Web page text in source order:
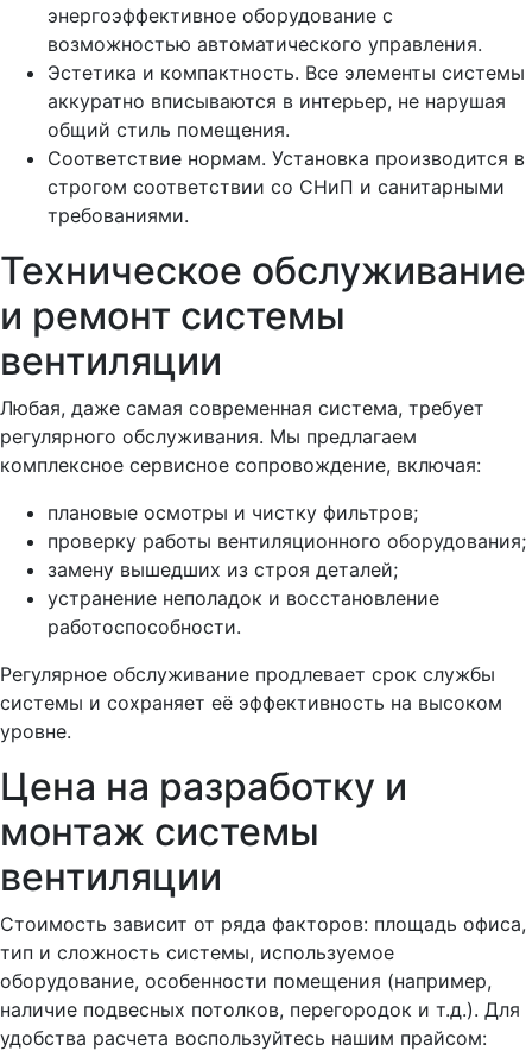
энергоэффективное оборудование с
возможностью автоматического управления.
Эстетика и компактность. Все элементы системы
аккуратно вписываются в интерьер, не нарушая
общий стиль помещения.
Соответствие нормам. Установка производится в
строгом соответствии со СНиП и санитарными
требованиями.
Техническое обслуживание
и ремонт системы
вентиляции
Любая, даже самая современная система, требует
регулярного обслуживания. Мы предлагаем
комплексное сервисное сопровождение, включая:
плановые осмотры и чистку фильтров;
проверку работы вентиляционного оборудования;
замену вышедших из строя деталей;
устранение неполадок и восстановление
работоспособности.
Регулярное обслуживание продлевает срок службы
системы и сохраняет её эффективность на высоком
уровне.
Цена на разработку и
монтаж системы
вентиляции
Стоимость зависит от ряда факторов: площадь офиса,
тип и сложность системы, используемое
оборудование, особенности помещения (например,
наличие подвесных потолков, перегородок и т.д.). Для
удобства расчета воспользуйтесь нашим прайсом: